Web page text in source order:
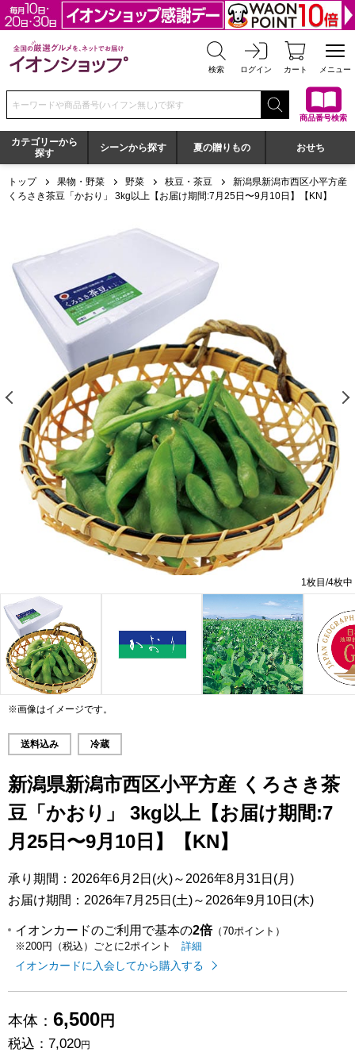
全国の厳選グルメを、ネットでお届け イオンショップ
検索 ログイン カート メニュー
検索キーワードまたは商品番号を入力してください
商品番号検索
カテゴリーから
探す
シーンから探す 夏の贈りもの おせち
トップ 果物・野菜 野菜 枝豆・茶豆
新潟県新潟市西区小平方産
くろさき茶豆「かおり」 3kg以上【お届け期間:7月25日〜9月10日】【KN】
新潟県新潟市西区小平方産 くろさき茶豆「かおり」 3kg以上
前の画像を表示する
1枚目/4枚中
※画像はイメージです。
送料込み 冷蔵
新潟県新潟市西区小平方産 くろさき茶
豆「かおり」 3kg以上【お届け期間:7
月25日〜9月10日】【KN】
承り期間：2026年6月2日(火)～2026年8月31日(月)
お届け期間：2026年7月25日(土)～2026年9月10日(木)
イオンカードのご利用で基本の2倍（70ポイント）
※200円（税込）ごとに2ポイント
イオンカードのご利用でたまるポイ
詳細
イオンカードに入会してから購入する
本体： 6,500円
税込： 7,020円